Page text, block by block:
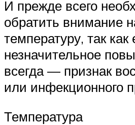
И прежде всего
обратить внимание
температуру, так
незначительное
всегда — признак
или инфекционного
Температура